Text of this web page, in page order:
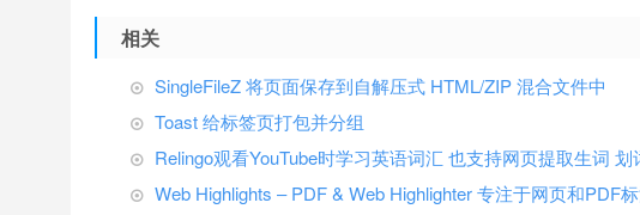
相关
SingleFileZ 将页面保存到自解压式 HTML/ZIP 混合文件中
Toast 给标签页打包并分组
Relingo观看YouTube时学习英语词汇 也支持网页提取生词 划
Web Highlights – PDF & Web Highlighter 专注于网页和PDF